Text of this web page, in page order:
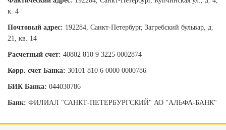
к. 4
Почтовый адрес: 192284, Санкт-Петербург, Загребский бульвар, д.
21, кв. 14
Расчетный счет: 40802 810 9 3225 0002874
Корр. счет Банка: 30101 810 6 0000 0000786
БИК Банка: 044030786
Банк: ФИЛИАЛ "САНКТ-ПЕТЕРБУРГСКИЙ" АО "АЛЬФА-БАНК"